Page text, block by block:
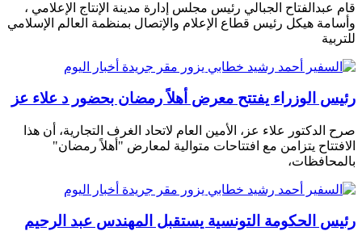
قام عبدالفتاح الجبالي رئيس مجلس إدارة مدينة الإنتاج الإعلامي ،
وأسامة هيكل رئيس قطاع الإعلام والإتصال بمنظمة العالم الإسلامي
للتربية
رئيس الوزراء يفتتح معرض أهلاً رمضان بحضور د علاء عز
صرح الدكتور علاء عز، الأمين العام لاتحاد الغرف التجارية، أن هذا
الافتتاح يتزامن مع افتتاحات متوالية لمعارض "أهلاً رمضان"
بالمحافظات،
رئيس الحكومة التونسية يستقبل المهندس عبد الرحيم